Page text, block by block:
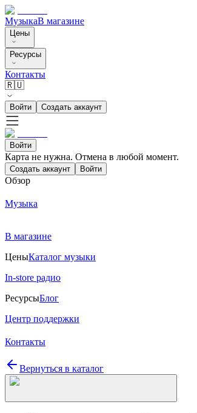
МузыкаВ магазине
Цены
Ресурсы
Контакты
🇷🇺
Войти Создать аккаунт
Войти
Карта не нужна. Отмена в любой момент.
Создать аккаунт Войти
Обзор
Музыка
В магазине
ЦеныКаталог музыки
In-store радио
РесурсыБлог
Центр поддержки
Контакты
Вернуться в каталог